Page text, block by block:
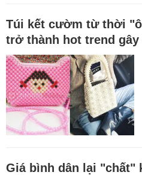
Túi kết cườm từ thời
trở thành hot trend gây
Giá bình dân lại "chất"